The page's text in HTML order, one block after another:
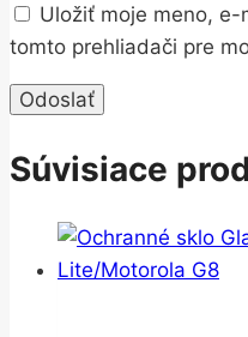
Uložiť moje meno,
tomto prehliadači pre
Súvisiace